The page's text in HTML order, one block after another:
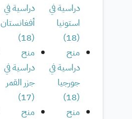
دراسية في
استونيا
(
18
)
دراسية في
أفغانستان
(
18
)
منح
دراسية في
جورجيا
(
18
)
منح
دراسية في
جزر القمر
(
17
)
منح
منح